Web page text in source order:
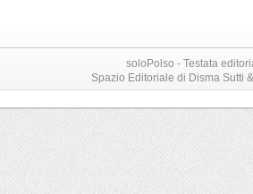
soloPolso - Testata
Spazio Editoriale di Disma Sutti